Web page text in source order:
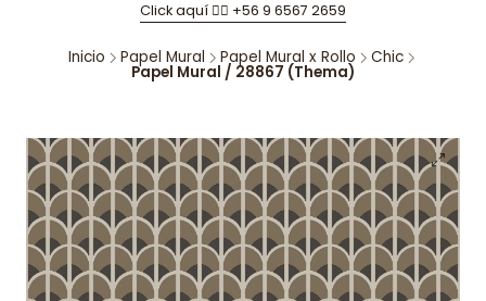
Click aquí 👉🏼 +56 9 6567 2659
Inicio Papel Mural Papel Mural x Rollo Chic
Papel Mural / 28867 (Thema)